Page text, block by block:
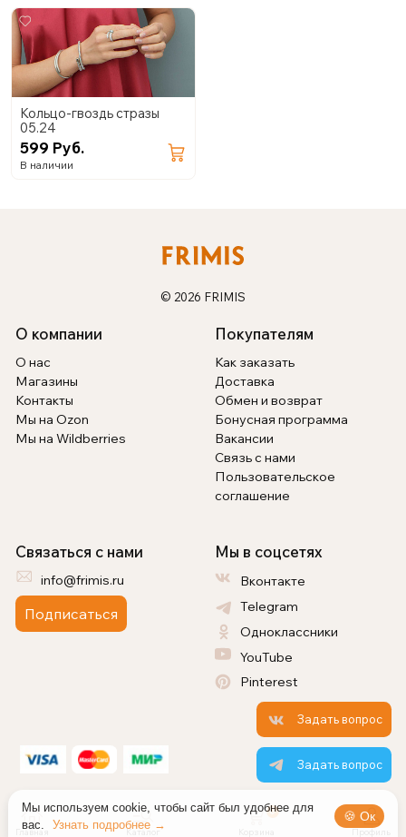
Главная Каталог
0
Профиль
Кольцо-гвоздь стразы
05.24
599 Руб.
В наличии
© 2026 FRIMIS
О компании
О нас
Магазины
Контакты
Мы на Ozon
Мы на Wildberries
Покупателям
Как заказать
Доставка
Обмен и возврат
Бонусная программа
Вакансии
Связь с нами
Пользовательское
соглашение
Связаться с нами
info@frimis.ru
Подписаться
Мы в соцсетях
Вконтакте
Telegram
Одноклассники
YouTube
Pinterest
Задать вопрос
Задать вопрос
Мы используем cookie, чтобы сайт был удобнее для
вас.
Узнать подробнее →
🍪 Ок